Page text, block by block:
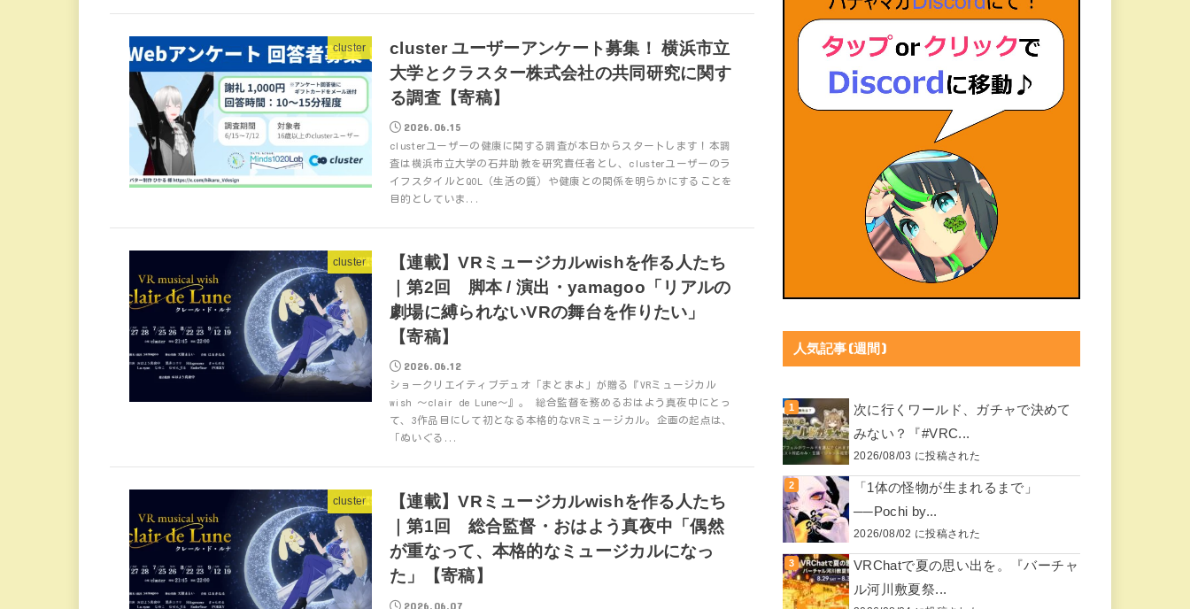
cluster
cluster ユーザーアンケート募集！ 横浜市立
大学とクラスター株式会社の共同研究に関す
る調査【寄稿】
2026.06.15
clusterユーザーの健康に関する調査が本日からスタートします！本調
査は横浜市立大学の石井助教を研究責任者とし、clusterユーザーのラ
イフスタイルとQOL（生活の質）や健康との関係を明らかにすることを
目的としていま...
cluster
【連載】VRミュージカルwishを作る人たち
｜第2回 脚本 / 演出・yamagoo「リアルの
劇場に縛られないVRの舞台を作りたい」
【寄稿】
2026.06.12
ショークリエイティブデュオ「まとまよ」が贈る『VRミュージカル
wish ～clair de Lune～』。 総合監督を務めるおはよう真夜中にとっ
て、3作品目にして初となる本格的なVRミュージカル。企画の起点は、
「ぬいぐる...
cluster
【連載】VRミュージカルwishを作る人たち
｜第1回 総合監督・おはよう真夜中「偶然
が重なって、本格的なミュージカルになっ
た」【寄稿】
2026.06.07
人気記事(週間)
次に行くワールド、ガチャで決めて
みない？『#VRC...
2026/08/03 に投稿された
「1体の怪物が生まれるまで」
──Pochi by...
2026/08/02 に投稿された
VRChatで夏の思い出を。『バーチャ
ル河川敷夏祭...